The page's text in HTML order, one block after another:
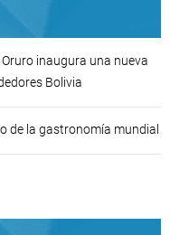
inaugura una nueva
Bolivia
de la gastronomía mundial